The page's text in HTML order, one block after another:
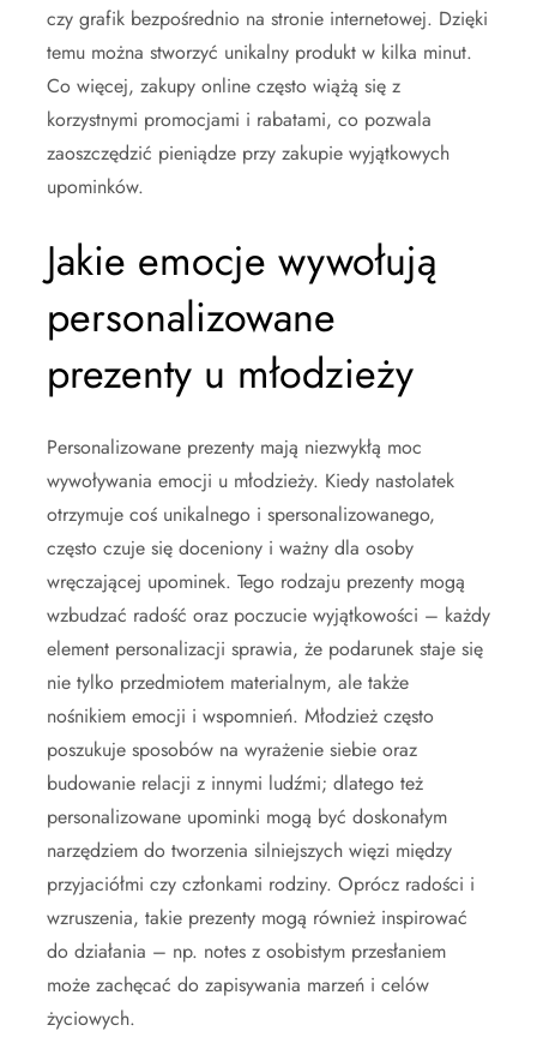
czy grafik bezpośrednio na stronie internetowej. Dzięki
temu można stworzyć unikalny produkt w kilka minut.
Co więcej, zakupy online często wiążą się z
korzystnymi promocjami i rabatami, co pozwala
zaoszczędzić pieniądze przy zakupie wyjątkowych
upominków.
Jakie emocje wywołują
personalizowane
prezenty u młodzieży
Personalizowane prezenty mają niezwykłą moc
wywoływania emocji u młodzieży. Kiedy nastolatek
otrzymuje coś unikalnego i spersonalizowanego,
często czuje się doceniony i ważny dla osoby
wręczającej upominek. Tego rodzaju prezenty mogą
wzbudzać radość oraz poczucie wyjątkowości – każdy
element personalizacji sprawia, że podarunek staje się
nie tylko przedmiotem materialnym, ale także
nośnikiem emocji i wspomnień. Młodzież często
poszukuje sposobów na wyrażenie siebie oraz
budowanie relacji z innymi ludźmi; dlatego też
personalizowane upominki mogą być doskonałym
narzędziem do tworzenia silniejszych więzi między
przyjaciółmi czy członkami rodziny. Oprócz radości i
wzruszenia, takie prezenty mogą również inspirować
do działania – np. notes z osobistym przesłaniem
może zachęcać do zapisywania marzeń i celów
życiowych.